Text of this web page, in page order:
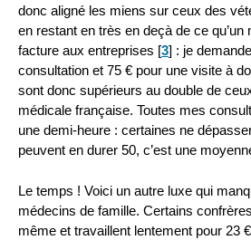
donc aligné les miens sur ceux des
en restant en très en deçà de ce qu’un
facture aux entreprises [3] : je
consultation et 75 € pour une visite à
sont donc supérieurs au double de
médicale française. Toutes mes
une demi-heure : certaines ne
peuvent en durer 50, c’est une
Le temps ! Voici un autre luxe qui
médecins de famille. Certains
même et travaillent lentement pour 23